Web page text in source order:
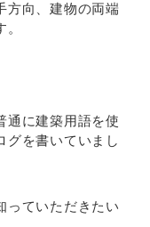
方向、建物の両端
通に建築用語を使
グを書いていまし
っていただきたい